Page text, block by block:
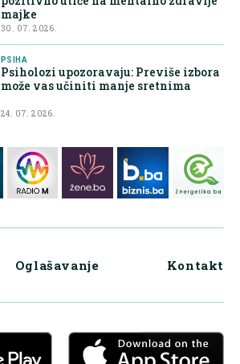
majke
30. 07. 2026.
PSIHA
Psiholozi upozoravaju: Previše izbora
može vas učiniti manje sretnima
24. 07. 2026.
Oglašavanje Kontakt